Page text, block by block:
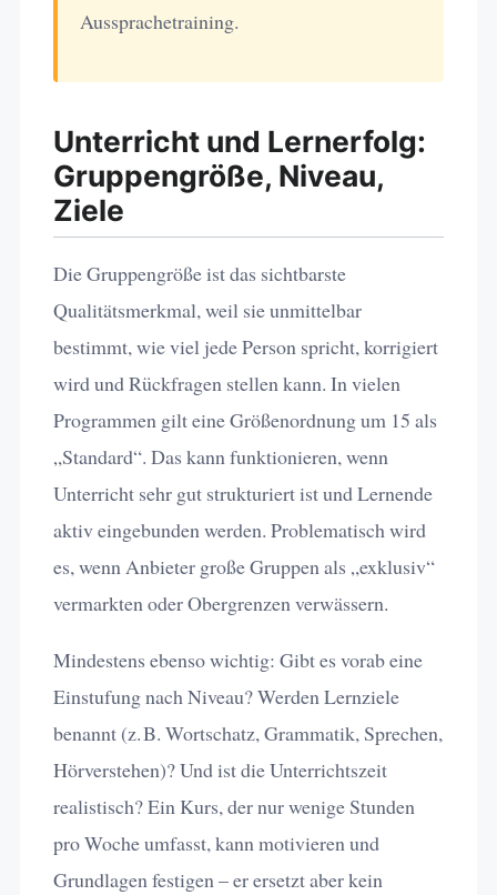
Aussprachetraining.
Unterricht und Lernerfolg:
Gruppengröße, Niveau,
Ziele
Die Gruppengröße ist das sichtbarste
Qualitätsmerkmal, weil sie unmittelbar
bestimmt, wie viel jede Person spricht, korrigiert
wird und Rückfragen stellen kann. In vielen
Programmen gilt eine Größenordnung um 15 als
„Standard“. Das kann funktionieren, wenn
Unterricht sehr gut strukturiert ist und Lernende
aktiv eingebunden werden. Problematisch wird
es, wenn Anbieter große Gruppen als „exklusiv“
vermarkten oder Obergrenzen verwässern.
Mindestens ebenso wichtig: Gibt es vorab eine
Einstufung nach Niveau? Werden Lernziele
benannt (z. B. Wortschatz, Grammatik, Sprechen,
Hörverstehen)? Und ist die Unterrichtszeit
realistisch? Ein Kurs, der nur wenige Stunden
pro Woche umfasst, kann motivieren und
Grundlagen festigen – er ersetzt aber kein